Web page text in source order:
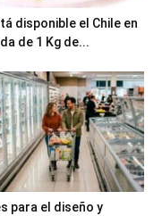
disponible el Chile en
de 1 Kg de...
para el diseño y